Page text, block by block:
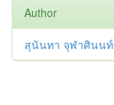
Author
สุนันทา จุฬาศินนท์